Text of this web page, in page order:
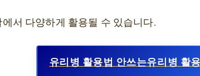
서 다양하게 활용될 수 있습니다.
유리병 활용법 안쓰는유리병 활